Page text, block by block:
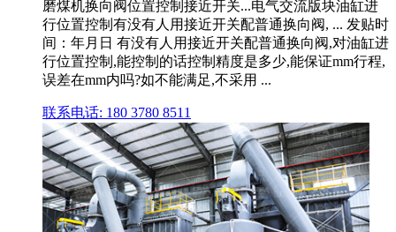
磨煤机换向阀位置控制接近开关...电气交流版块油缸进
行位置控制有没有人用接近开关配普通换向阀, ... 发贴时
间：年月日 有没有人用接近开关配普通换向阀,对油缸进
行位置控制,能控制的话控制精度是多少,能保证mm行程,
误差在mm内吗?如不能满足,不采用 ...
联系电话: 180 3780 8511